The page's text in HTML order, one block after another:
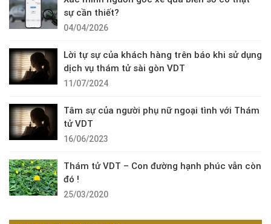
sự cần thiết?
04/04/2026
Lời tự sự của khách hàng trên báo khi sử dụng
dịch vụ thám tử sài gòn VDT
11/07/2024
Tâm sự của người phụ nữ ngoại tình với Thám
tử VDT
16/06/2023
Thám tử VDT – Con đường hạnh phúc vẫn còn
đó !
25/03/2020